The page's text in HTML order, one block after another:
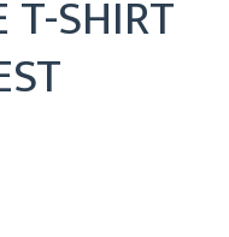
SHIRT